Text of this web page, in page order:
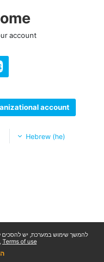
להמשך שימוש במערכת, יש להסכים
Terms of use
account:
account
Hebrew (he)